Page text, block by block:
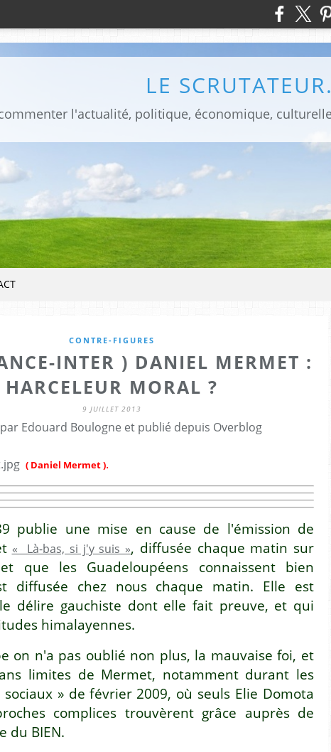
LE SCRUTATEUR.
CONTRE-FIGURES
INTER ) DANIEL MERMET :
HARCELEUR MORAL ?
9 JUILLET 2013
Edouard Boulogne et publié depuis Overblog
( Daniel Mermet ).
publie une mise en cause de l'émission de
« Là-bas, si j'y suis », diffusée chaque matin sur
que les Guadeloupéens connaissent bien
diffusée chez nous chaque matin. Elle est
délire gauchiste dont elle fait preuve, et qui
himalayennes.
on n'a pas oublié non plus, la mauvaise foi, et
limites de Mermet, notamment durant les
» de février 2009, où seuls Elie Domota
complices trouvèrent grâce auprès de
du BIEN.